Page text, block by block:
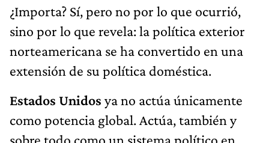
¿Importa? Sí, pero no por lo que ocurrió,
sino por lo que revela: la política exterior
norteamericana se ha convertido en una
extensión de su política doméstica.
Estados Unidos ya no actúa únicamente
como potencia global. Actúa, también y
sobre todo como un sistema político en